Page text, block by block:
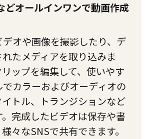
どオールインワンで動画作成
オや画像を撮影したり、デ
たメディアを取り込みま
ップを編集して、使いやす
カラーおよびオーディオの
トル、トランジションなど
完成したビデオは保存や書
々なSNSで共有できます。